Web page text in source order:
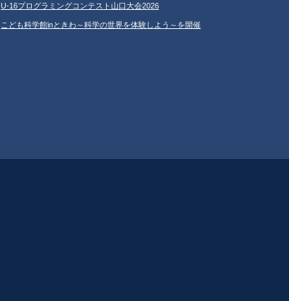
U-16プログラミングコンテスト山口大会2026
こども科学館inときわ～科学の世界を体験しよう～を開催